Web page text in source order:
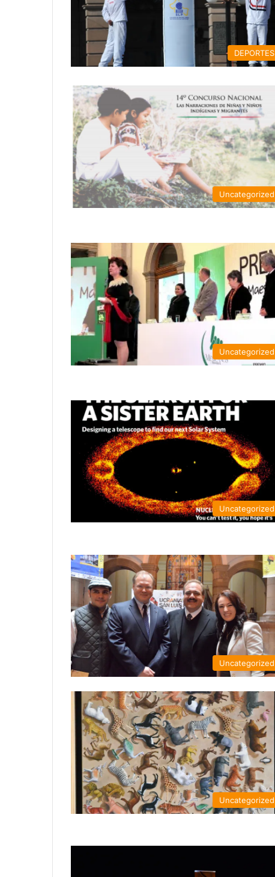
DEPORTES
Uncategorized
Uncategorized
Uncategorized
Uncategorized
Uncategorized